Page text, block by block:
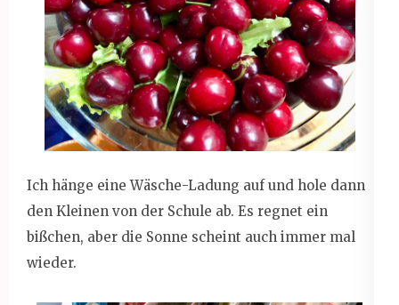
Ich hänge eine Wäsche-Ladung auf und hole dann
den Kleinen von der Schule ab. Es regnet ein
bißchen, aber die Sonne scheint auch immer mal
wieder.